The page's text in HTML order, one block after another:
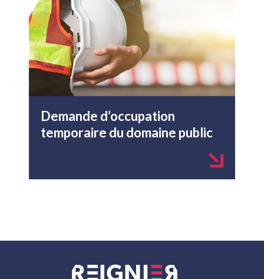
Demande d’occupation
temporaire du domaine public